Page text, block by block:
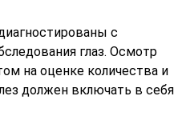
с
глаз. Осмотр
на оценке количества и
должен включать в себя